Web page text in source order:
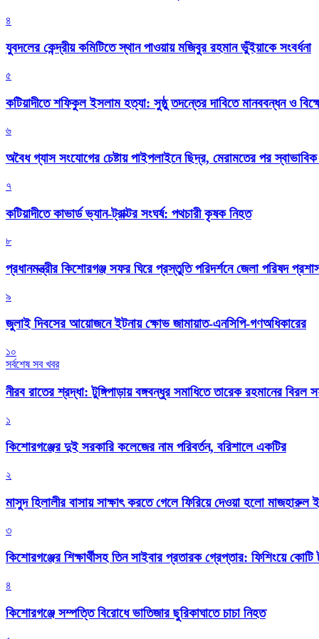
৪
যুবদলের কেন্দ্রীয় কমিটিতে স্থান পাওয়ায় মজিবুর রহমান ভুঁইয়াকে সংবর্ধনা
৫
কটিয়াদীতে শফিকুল ইসলাম হত্যা: সুষ্ঠু তদন্তের দাবিতে মানববন্ধন ও
৬
অবৈধ গ্যাস সংযোগের চেষ্টায় পাইপলাইনে ছিদ্র, মেরামতের পর
৭
কটিয়াদীতে কাভার্ড ভ্যান-ট্রাক্টর সংঘর্ষ: পথচারী কৃষক নিহত
৮
প্রধানমন্ত্রীর কিশোরগঞ্জ সফর ঘিরে প্রস্তুতি পরিদর্শনে জেলা পরিষদ
৯
জুলাই দিবসের আয়োজনে ইটনায় ক্ষোভ জামায়াত-এনসিপি-গণঅধিকারের
১০
সর্বশেষ সব খবর
নীরব রাতের শ্রদ্ধা: টুঙ্গিপাড়ায় বঙ্গবন্ধুর সমাধিতে তারেক রহমানের বিরল
১
কিশোরগঞ্জের দুই সরকারি কলেজের নাম পরিবর্তন, বরিশালে একটির
২
মাসুদ হিলালীর বাসায় সাক্ষাৎ করতে গেলে ফিরিয়ে দেওয়া হলো মাজহারুল
৩
কিশোরগঞ্জের শিক্ষার্থীসহ তিন সাইবার প্রতারক গ্রেপ্তার: ফিশিংয়ে
৪
কিশোরগঞ্জে সম্পত্তি বিরোধে ভাতিজার ছুরিকাঘাতে চাচা নিহত